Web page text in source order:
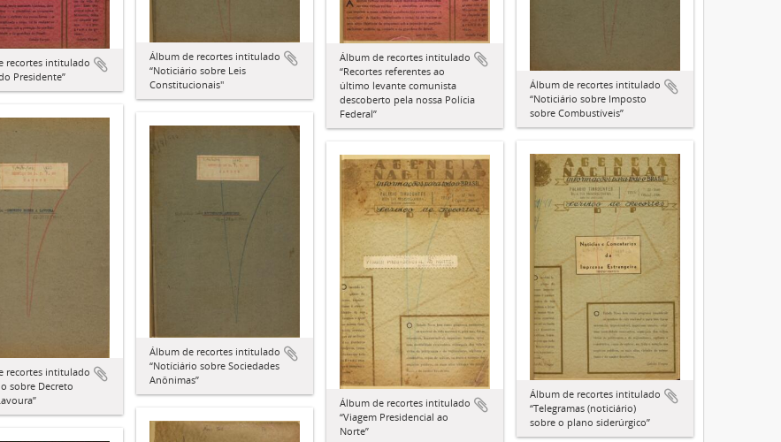
Álbum de recortes intitulado
“Recortes referentes ao
último levante comunista
descoberto pela nossa Polícia
Federal”
Álbum de recortes intitulado
“Noticiário sobre Leis
Constitucionais"
recortes intitulado
Presidente”
Álbum de recortes intitulado
“Noticiário sobre Imposto
sobre Combustíveis”
recortes intitulado
sobre Decreto
Álbum de recortes intitulado
“Notíciário sobre Sociedades
Anônimas”
Álbum de recortes intitulado
“Telegramas (noticiário)
sobre o plano siderúrgico”
Álbum de recortes intitulado
“Viagem Presidencial ao
Norte”